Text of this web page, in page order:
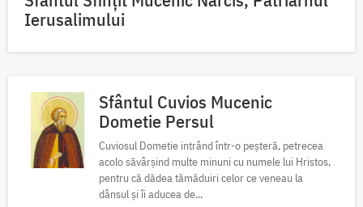
Ierusalimului
Sfântul Cuvios Mucenic
Dometie Persul
Cuviosul Dometie intrând într-o peșteră, petrecea
acolo săvârșind multe minuni cu numele lui Hristos,
pentru că dădea tămăduiri celor ce veneau la
dânsul și îi aducea de...